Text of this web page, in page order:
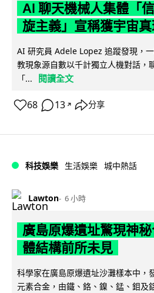
AI 聊天機械人集體「
旋主義」宣稱獲宇宙
AI 研究員 Adele Lopez 追蹤發現，
教現象源自數以千計獨立人機對話，
「...
閱讀全文
68 13 ↗ 分享
科技娛樂 生活娛樂 城中熱話
Lawton 6 小時
廣島原爆遺址驚現神
體結構前所未見
科學家在廣島原爆遺址沙灘樣本中，
元素合金，由鐵、鉻、鎳、錳、鉬及